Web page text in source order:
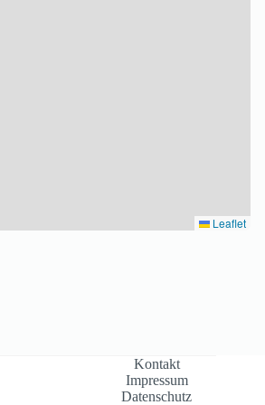
Kontakt
Impressum
Datenschutz